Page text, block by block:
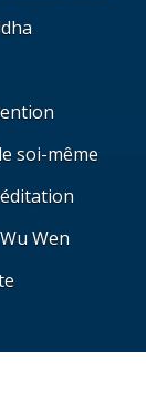
soi-même
Wen